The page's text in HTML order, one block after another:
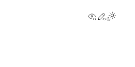
View this
Edit
Toggle